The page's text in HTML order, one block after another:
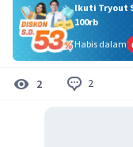
Ikuti Tryout
100rb
Habis dalam
2 2